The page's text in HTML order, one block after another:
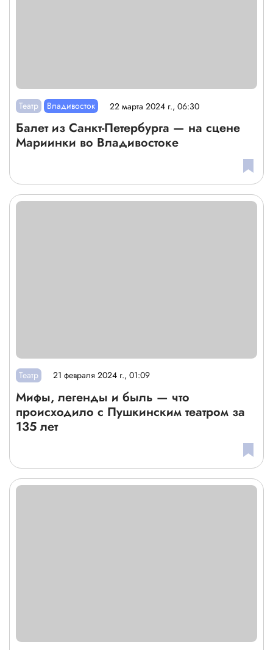
Театр Владивосток 22 марта 2024 г., 06:30
Балет из Санкт-Петербурга — на сцене
Мариинки во Владивостоке
Театр 21 февраля 2024 г., 01:09
Мифы, легенды и быль — что
происходило с Пушкинским театром за
135 лет